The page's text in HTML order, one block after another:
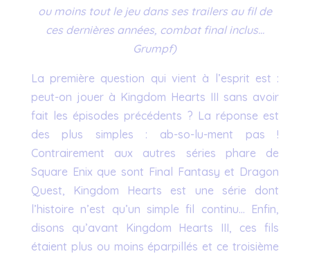
ou moins tout le jeu dans ses trailers au fil de
ces dernières années, combat final inclus…
Grumpf)
La première question qui vient à l’esprit est :
peut-on jouer à Kingdom Hearts III sans avoir
fait les épisodes précédents ? La réponse est
des plus simples : ab-so-lu-ment pas !
Contrairement aux autres séries phare de
Square Enix que sont Final Fantasy et Dragon
Quest, Kingdom Hearts est une série dont
l’histoire n’est qu’un simple fil continu… Enfin,
disons qu’avant Kingdom Hearts III, ces fils
étaient plus ou moins éparpillés et ce troisième